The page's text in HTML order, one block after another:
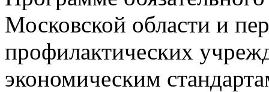
Московской области и
профилактических
экономическим